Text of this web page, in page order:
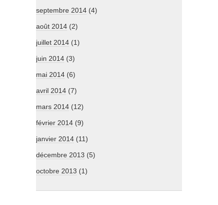
septembre 2014 (4)
août 2014 (2)
juillet 2014 (1)
juin 2014 (3)
mai 2014 (6)
avril 2014 (7)
mars 2014 (12)
février 2014 (9)
janvier 2014 (11)
décembre 2013 (5)
octobre 2013 (1)